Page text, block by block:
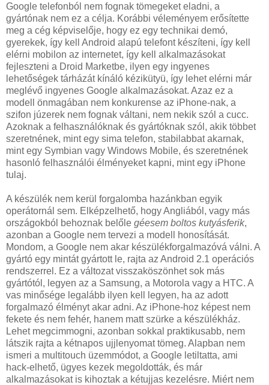
Google telefonból nem fognak tömegeket eladni, a
gyártónak nem ez a célja. Korábbi véleményem erősítette
meg a cég képviselője, hogy ez egy technikai demó,
gyerekek, így kell Android alapú telefont készíteni, így kell
elérni mobilon az internetet, így kell alkalmazásokat
fejleszteni a Droid Marketbe, ilyen egy ingyenes
lehetőségek tárházát kínáló kézikütyü, így lehet elérni már
meglévő ingyenes Google alkalmazásokat. Azaz ez a
modell önmagában nem konkurense az iPhone-nak, a
szifon júzerek nem fognak váltani, nem nekik szól a cucc.
Azoknak a felhasználóknak és gyártóknak szól, akik többet
szeretnének, mint egy sima telefon, stabilabbat akarnak,
mint egy Symbian vagy Windows Mobile, és szeretnének
hasonló felhasználói élményeket kapni, mint egy iPhone
tulaj.
A készülék nem kerül forgalomba hazánkban egyik
operátornál sem. Elképzelhető, hogy Angliából, vagy más
országokból behoznak belőle géesem boltos kutyásferik,
azonban a Google nem tervezi a modell honosítását.
Mondom, a Google nem akar készülékforgalmazóvá válni. A
gyártó egy mintát gyártott le, rajta az Android 2.1 operációs
rendszerrel. Ez a változat visszaköszönhet sok más
gyártótól, legyen az a Samsung, a Motorola vagy a HTC. A
vas minősége legalább ilyen kell legyen, ha az adott
forgalmazó élményt akar adni. Az iPhone-hoz képest nem
fekete és nem fehér, hanem matt szürke a készülékház.
Lehet megcimmogni, azonban sokkal praktikusabb, nem
látszik rajta a kétnapos ujjlenyomat tömeg. Alapban nem
ismeri a multitouch üzemmódot, a Google letiltatta, ami
hack-elhető, ügyes kezek megoldották, és már
alkalmazásokat is kihoztak a kétujjas kezelésre. Miért nem